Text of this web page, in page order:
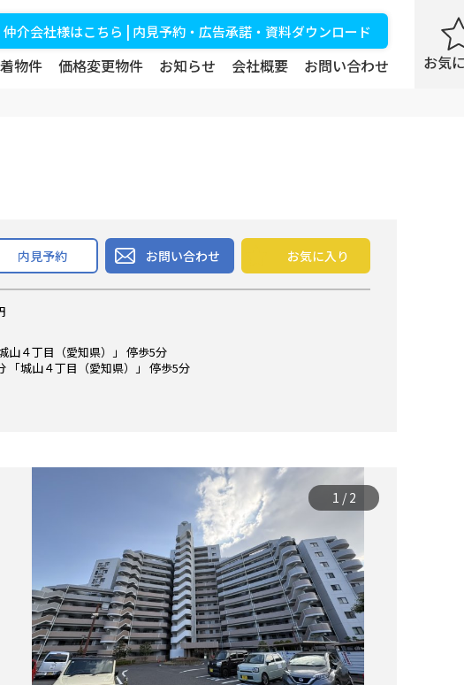
仲介会社様はこちら | 内見予約・広告承諾・資料ダウンロード
物件 価格変更物件 お知らせ 会社概要 お問い合わせ
内見予約 お問い合わせ お気に入り
山４丁目（愛知県）」 停歩5分
「城山４丁目（愛知県）」 停歩5分
1 /2